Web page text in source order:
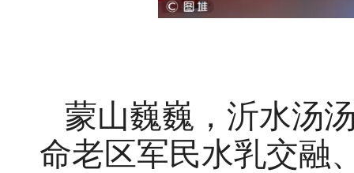
蒙山巍巍，沂水汤
命老区军民水乳交融